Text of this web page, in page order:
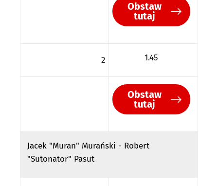
Obstaw
tutaj
2 1.45
Obstaw
tutaj
Jacek "Muran" Murański - Robert
"Sutonator" Pasut